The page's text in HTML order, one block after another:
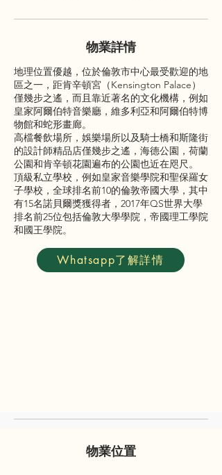
物業詳情
地理位置優越，位於倫敦市中心最受歡迎的地
區之一，距肯辛頓宮（Kensington Palace）
僅幾步之遙，而且靠近著名的文化機構，例如
皇家阿爾伯特音樂廳，維多利亞和阿爾伯特博
物館和蛇形畫廊。
高檔餐飲場所，娛樂場所以及騎士橋和斯隆街
的設計師精品店僅幾步之遙，海德公園，荷蘭
公園和肯辛頓花園遍布的公園也近在咫尺。
頂級私立學校，例如皇家音樂學院和聖保羅女
子學校，全球排名前10的倫敦帝國大學，其中
有15名諾貝爾獎獲得者，2017年QS世界大學
排名前25位包括倫敦大學學院，帝國理工學院
和國王學院。
Whatsapp了解詳情
物業位置